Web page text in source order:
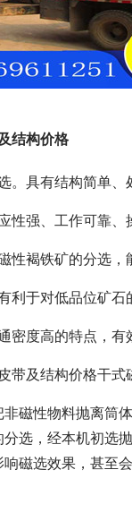
结构价格
具有结构简单、
强、工作可靠、
褐铁矿的分选，
利于对低品位矿石
度高的特点，有
带及结构价格干式
磁性物料抛离筒
选，经本机初选
磁选效果，甚至